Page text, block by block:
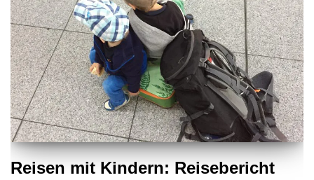
Reisen mit Kindern: Reisebericht